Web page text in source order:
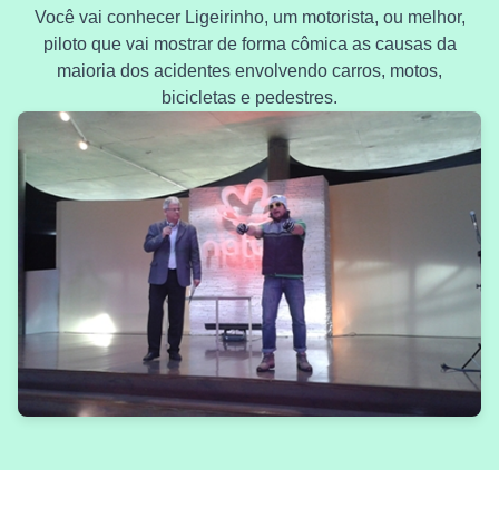
Você vai conhecer Ligeirinho, um motorista, ou melhor,
piloto que vai mostrar de forma cômica as causas da
maioria dos acidentes envolvendo carros, motos,
bicicletas e pedestres.